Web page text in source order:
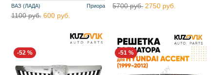
ВАЗ (ЛАДА) Приора
1100 руб. 600 руб.
5700 руб. 2750 руб.
-52 % -51 %